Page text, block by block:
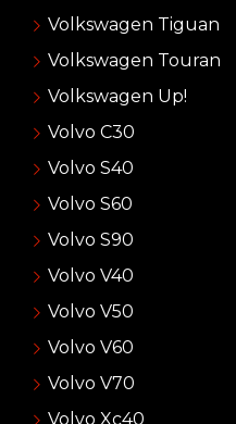
Volkswagen Tiguan
Volkswagen Touran
Volkswagen Up!
Volvo C30
Volvo S40
Volvo S60
Volvo S90
Volvo V40
Volvo V50
Volvo V60
Volvo V70
Volvo Xc40